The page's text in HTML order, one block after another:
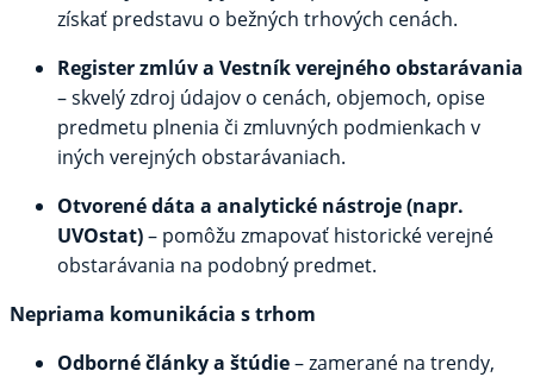
získať predstavu o bežných trhových cenách.
Register zmlúv a Vestník verejného obstarávania
– skvelý zdroj údajov o cenách, objemoch, opise
predmetu plnenia či zmluvných podmienkach v
iných verejných obstarávaniach.
Otvorené dáta a analytické nástroje (napr.
UVOstat)– pomôžu zmapovať historické verejné
obstarávania na podobný predmet.
Nepriama komunikácia s trhom
Odborné články a štúdie– zamerané na trendy,